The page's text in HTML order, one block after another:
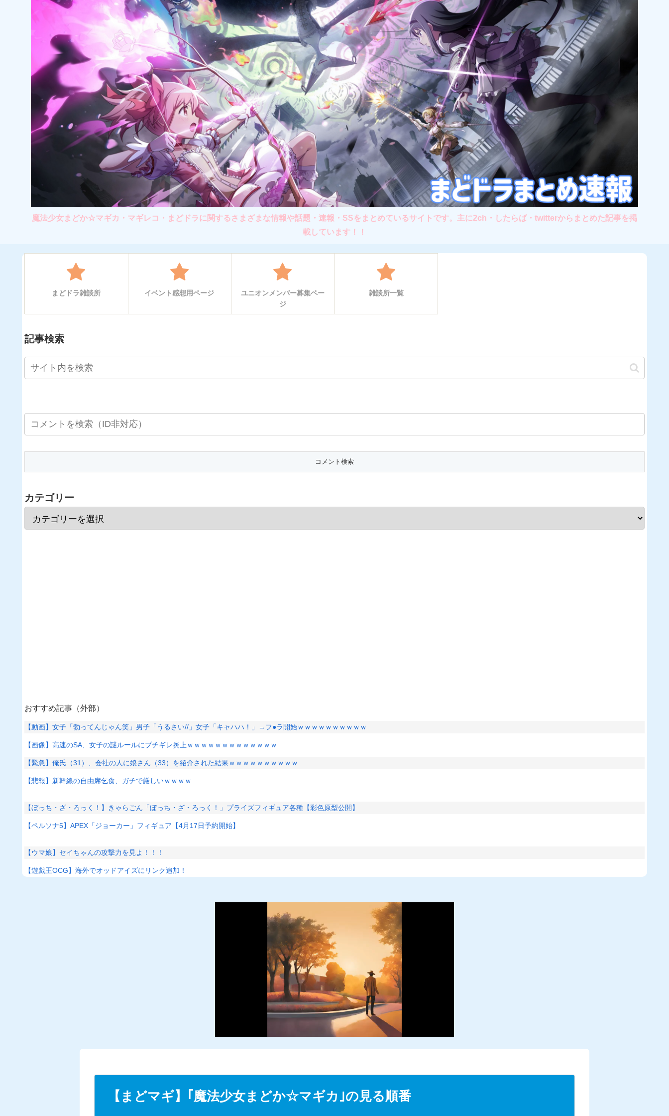
魔法少女まどか☆マギカ・マギレコ・まどドラに関するさまざまな情報や話題・速報・SSをまとめているサイトです。主に2ch・したらば・twitterからまとめた記事を掲
載しています！！
まどドラ雑談所 イベント感想用ページ
ユニオンメンバー募集ペー
ジ
雑談所一覧
記事検索
カテゴリー
おすすめ記事（外部）
【動画】女子「勃ってんじゃん笑」男子「うるさい//」女子「キャハハ！」→フ●ラ開始ｗｗｗｗｗｗｗｗｗｗ
【画像】高速のSA、女子の謎ルールにブチギレ炎上ｗｗｗｗｗｗｗｗｗｗｗｗｗ
【緊急】俺氏（31）、会社の人に娘さん（33）を紹介された結果ｗｗｗｗｗｗｗｗｗｗ
【悲報】新幹線の自由席乞食、ガチで厳しいｗｗｗｗ
【ぼっち・ざ・ろっく！】きゃらごん「ぼっち・ざ・ろっく！」プライズフィギュア各種【彩色原型公開】
【ペルソナ5】APEX「ジョーカー」フィギュア【4月17日予約開始】
【ウマ娘】セイちゃんの攻撃力を見よ！！！
【遊戯王OCG】海外でオッドアイズにリンク追加！
M
【まどマギ】｢魔法少女まどか☆マギカ｣の見る順番